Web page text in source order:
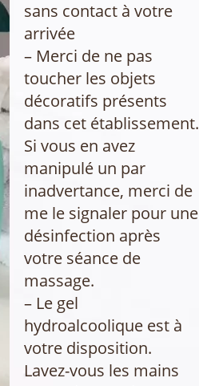
sans contact à votre
arrivée
– Merci de ne pas
toucher les objets
décoratifs présents
dans cet établissement.
Si vous en avez
manipulé un par
inadvertance, merci de
me le signaler pour une
désinfection après
votre séance de
massage.
– Le gel
hydroalcoolique est à
votre disposition.
Lavez-vous les mains